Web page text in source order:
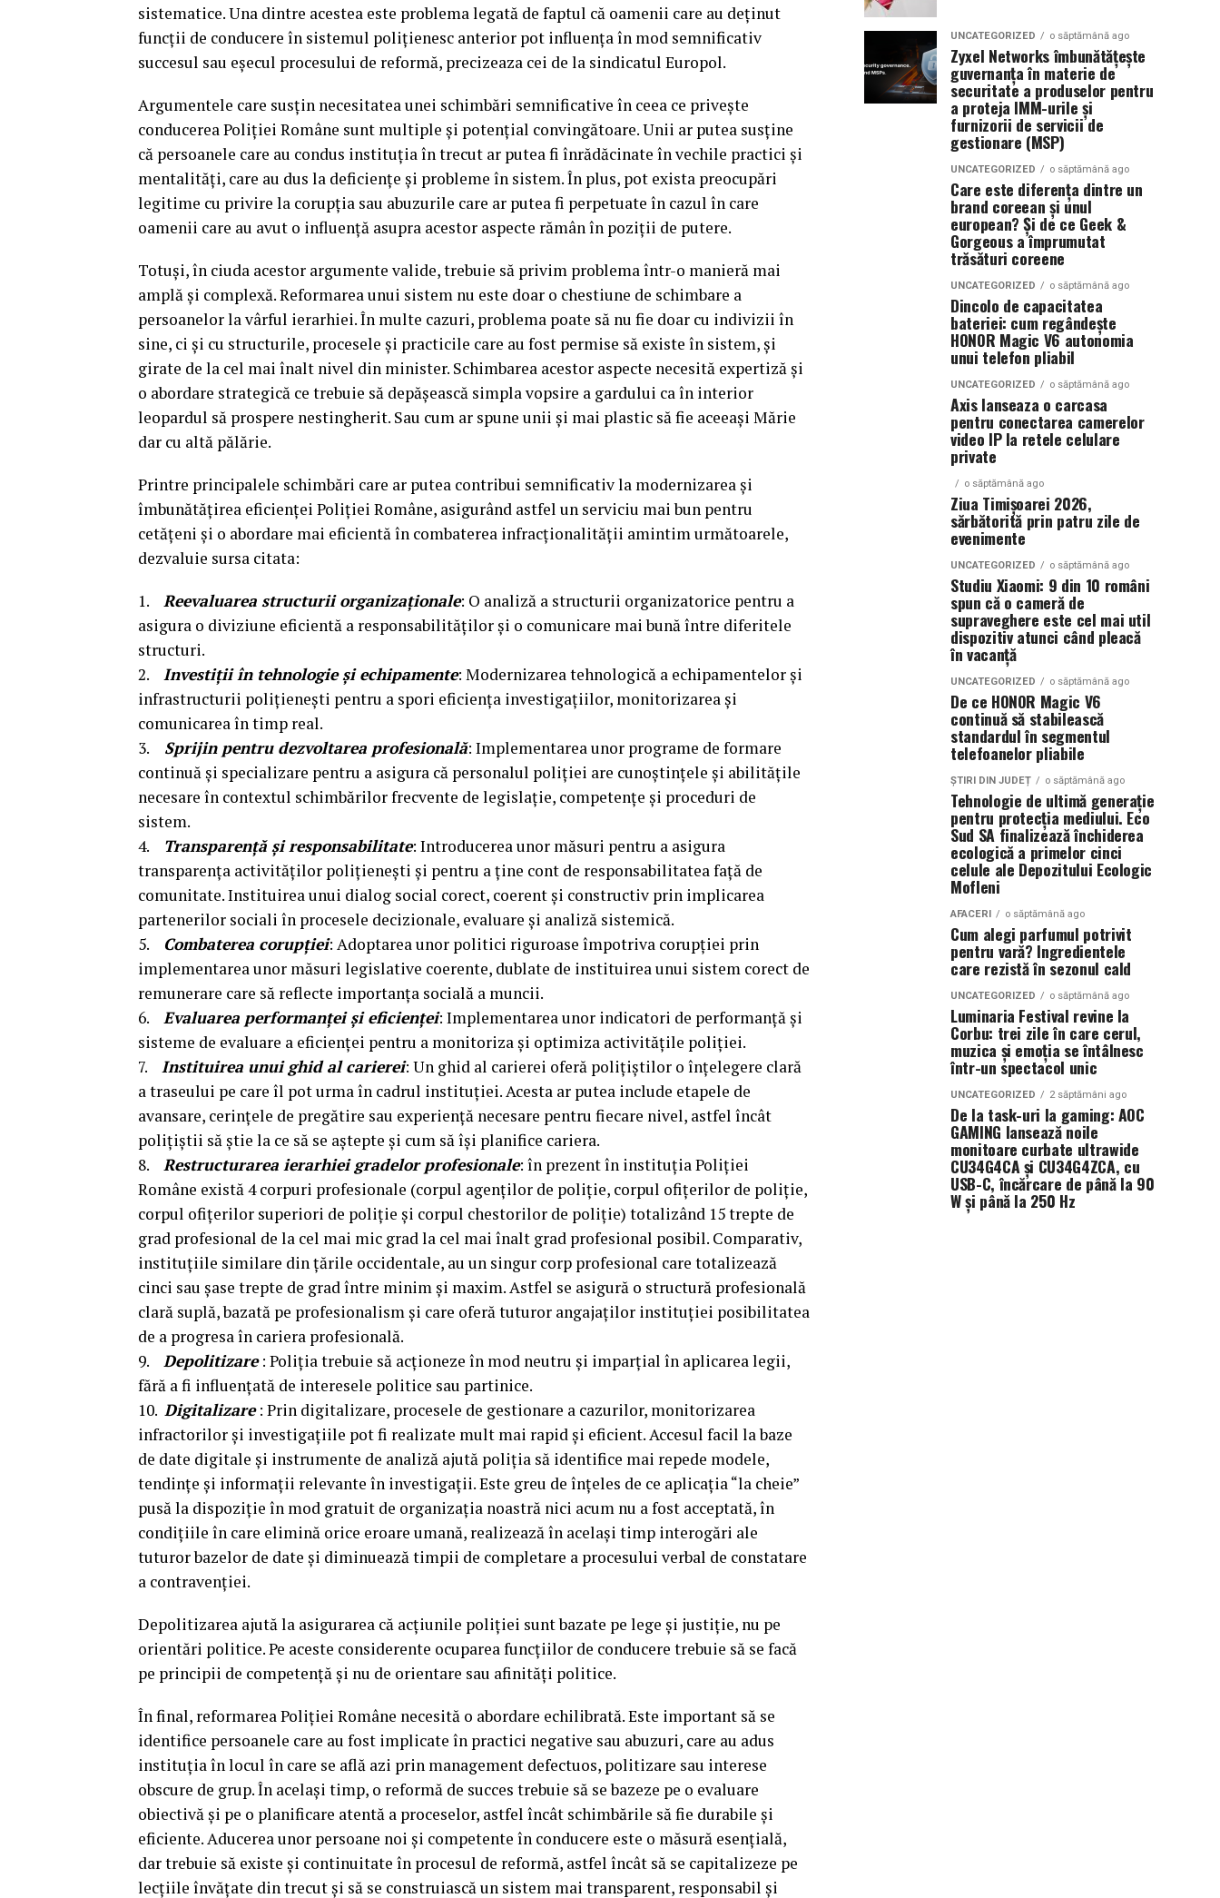
sistematice. Una dintre acestea este problema legată de faptul că oamenii care au deținut
funcții de conducere în sistemul polițienesc anterior pot influența în mod semnificativ
succesul sau eșecul procesului de reformă, precizeaza cei de la sindicatul Europol.
Argumentele care susțin necesitatea unei schimbări semnificative în ceea ce privește
conducerea Poliției Române sunt multiple și potențial convingătoare. Unii ar putea susține
că persoanele care au condus instituția în trecut ar putea fi înrădăcinate în vechile practici și
mentalități, care au dus la deficiențe și probleme în sistem. În plus, pot exista preocupări
legitime cu privire la corupția sau abuzurile care ar putea fi perpetuate în cazul în care
oamenii care au avut o influență asupra acestor aspecte rămân în poziții de putere.
Totuși, în ciuda acestor argumente valide, trebuie să privim problema într-o manieră mai
amplă și complexă. Reformarea unui sistem nu este doar o chestiune de schimbare a
persoanelor la vârful ierarhiei. În multe cazuri, problema poate să nu fie doar cu indivizii în
sine, ci și cu structurile, procesele și practicile care au fost permise să existe în sistem, și
girate de la cel mai înalt nivel din minister. Schimbarea acestor aspecte necesită expertiză și
o abordare strategică ce trebuie să depășească simpla vopsire a gardului ca în interior
leopardul să prospere nestingherit. Sau cum ar spune unii și mai plastic să fie aceeași Mărie
dar cu altă pălărie.
Printre principalele schimbări care ar putea contribui semnificativ la modernizarea și
îmbunătățirea eficienței Poliției Române, asigurând astfel un serviciu mai bun pentru
cetățeni și o abordare mai eficientă în combaterea infracționalității amintim următoarele,
dezvaluie sursa citata:
1. Reevaluarea structurii organizaționale: O analiză a structurii organizatorice pentru a
asigura o diviziune eficientă a responsabilităților și o comunicare mai bună între diferitele
structuri.
2. Investiții în tehnologie și echipamente: Modernizarea tehnologică a echipamentelor și
infrastructurii polițienești pentru a spori eficiența investigațiilor, monitorizarea și
comunicarea în timp real.
3.
Sprijin pentru dezvoltarea profesională: Implementarea unor programe de formare
continuă și specializare pentru a asigura că personalul poliției are cunoștințele și abilitățile
necesare în contextul schimbărilor frecvente de legislație, competențe și proceduri de
sistem.
4. Transparență și responsabilitate: Introducerea unor măsuri pentru a asigura
transparența activităților polițienești și pentru a ține cont de responsabilitatea față de
comunitate. Instituirea unui dialog social corect, coerent și constructiv prin implicarea
partenerilor sociali în procesele decizionale, evaluare și analiză sistemică.
5. Combaterea corupției: Adoptarea unor politici riguroase împotriva corupției prin
implementarea unor măsuri legislative coerente, dublate de instituirea unui sistem corect de
remunerare care să reflecte importanța socială a muncii.
6. Evaluarea performanței și eficienței: Implementarea unor indicatori de performanță și
sisteme de evaluare a eficienței pentru a monitoriza și optimiza activitățile poliției.
7. Instituirea unui ghid al carierei: Un ghid al carierei oferă polițiștilor o înțelegere clară
a traseului pe care îl pot urma în cadrul instituției. Acesta ar putea include etapele de
avansare, cerințele de pregătire sau experiență necesare pentru fiecare nivel, astfel încât
polițiștii să știe la ce să se aștepte și cum să își planifice cariera.
8. Restructurarea ierarhiei gradelor profesionale: în prezent în instituția Poliției
Române există 4 corpuri profesionale (corpul agenților de poliție, corpul ofițerilor de poliție,
corpul ofițerilor superiori de poliție și corpul chestorilor de poliție) totalizând 15 trepte de
grad profesional de la cel mai mic grad la cel mai înalt grad profesional posibil. Comparativ,
instituțiile similare din țările occidentale, au un singur corp profesional care totalizează
cinci sau șase trepte de grad între minim și maxim. Astfel se asigură o structură profesională
clară suplă, bazată pe profesionalism și care oferă tuturor angajaților instituției posibilitatea
de a progresa în cariera profesională.
9. Depolitizare: Poliția trebuie să acționeze în mod neutru și imparțial în aplicarea legii,
fără a fi influențată de interesele politice sau partinice.
10. Digitalizare: Prin digitalizare, procesele de gestionare a cazurilor, monitorizarea
infractorilor și investigațiile pot fi realizate mult mai rapid și eficient. Accesul facil la baze
de date digitale și instrumente de analiză ajută poliția să identifice mai repede modele,
tendințe și informații relevante în investigații. Este greu de înțeles de ce aplicația “la cheie”
pusă la dispoziție în mod gratuit de organizația noastră nici acum nu a fost acceptată, în
condițiile în care elimină orice eroare umană, realizează în același timp interogări ale
tuturor bazelor de date și diminuează timpii de completare a procesului verbal de constatare
a contravenției.
Depolitizarea ajută la asigurarea că acțiunile poliției sunt bazate pe lege și justiție, nu pe
orientări politice. Pe aceste considerente ocuparea funcțiilor de conducere trebuie să se facă
pe principii de competență și nu de orientare sau afinități politice.
În final, reformarea Poliției Române necesită o abordare echilibrată. Este important să se
identifice persoanele care au fost implicate în practici negative sau abuzuri, care au adus
instituția în locul în care se află azi prin management defectuos, politizare sau interese
obscure de grup. În același timp, o reformă de succes trebuie să se bazeze pe o evaluare
obiectivă și pe o planificare atentă a proceselor, astfel încât schimbările să fie durabile și
eficiente. Aducerea unor persoane noi și competente în conducere este o măsură esențială,
dar trebuie să existe și continuitate în procesul de reformă, astfel încât să se capitalizeze pe
lecțiile învățate din trecut și să se construiască un sistem mai transparent, responsabil și
UNCATEGORIZED o săptămână ago
Zyxel Networks îmbunătățește
guvernanța în materie de
securitate a produselor pentru
a proteja IMM-urile și
furnizorii de servicii de
gestionare (MSP)
UNCATEGORIZED o săptămână ago
Care este diferența dintre un
brand coreean și unul
european? Și de ce Geek &
Gorgeous a împrumutat
trăsături coreene
UNCATEGORIZED o săptămână ago
Dincolo de capacitatea
bateriei: cum regândește
HONOR Magic V6 autonomia
unui telefon pliabil
UNCATEGORIZED o săptămână ago
Axis lanseaza o carcasa
pentru conectarea camerelor
video IP la retele celulare
private
o săptămână ago
Ziua Timișoarei 2026,
sărbătorită prin patru zile de
evenimente
UNCATEGORIZED o săptămână ago
Studiu Xiaomi: 9 din 10 români
spun că o cameră de
supraveghere este cel mai util
dispozitiv atunci când pleacă
în vacanță
UNCATEGORIZED o săptămână ago
De ce HONOR Magic V6
continuă să stabilească
standardul în segmentul
telefoanelor pliabile
ȘTIRI DIN JUDEȚ o săptămână ago
Tehnologie de ultimă generație
pentru protecția mediului. Eco
Sud SA finalizează închiderea
ecologică a primelor cinci
celule ale Depozitului Ecologic
Mofleni
AFACERI o săptămână ago
Cum alegi parfumul potrivit
pentru vară? Ingredientele
care rezistă în sezonul cald
UNCATEGORIZED o săptămână ago
Luminaria Festival revine la
Corbu: trei zile în care cerul,
muzica și emoția se întâlnesc
într-un spectacol unic
UNCATEGORIZED 2 săptămâni ago
De la task-uri la gaming: AOC
GAMING lansează noile
monitoare curbate ultrawide
CU34G4CA și CU34G4ZCA, cu
USB-C, încărcare de până la 90
W și până la 250 Hz